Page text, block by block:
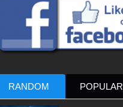
RANDOM POPULAR